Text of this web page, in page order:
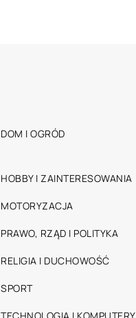
DOM I OGRÓD
HOBBY I ZAINTERESOWANIA
MOTORYZACJA
PRAWO, RZĄD I POLITYKA
RELIGIA I DUCHOWOŚĆ
SPORT